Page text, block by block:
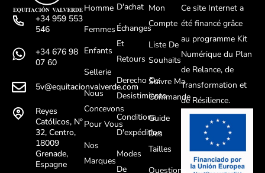
+34 959 553
546
+34 676 98
07 60
5v@equitacionvalverde.com
Reyes
Católicos, Nº
32, Centro,
18009
Grenade,
Espagne
Homme
Femmes
Enfants
Sellerie
Nous
Concevons
Pour Vous
Nos
Marques
D'achat
Échanges
Et
Retours
Derecho De
Desistimiento
Conditions
D'expédition
Modes
De
Mon
Compte
Liste De
Souhaits
Suivre Ma
Commande
Guide
Des
Tailles
Questions
Ce site Internet a
été financé grâce
au programme Kit
Numérique du Plan
de Relance, de
Transformation et
de Résilience.